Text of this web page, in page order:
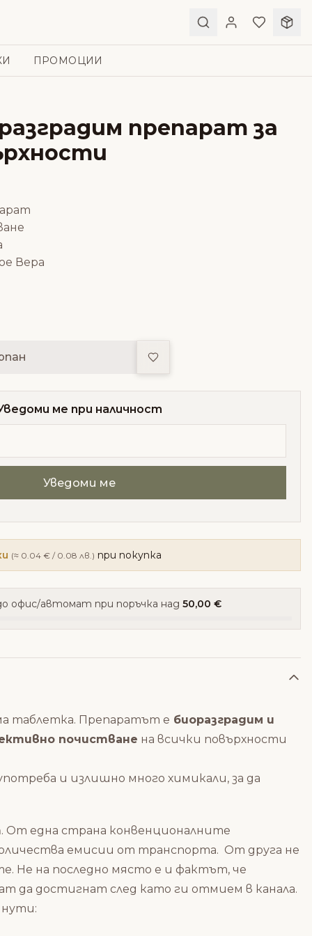
ПРОМОЦИИ
препарат за
Вера
Добави в любими
ме при наличност
(≈ 0.04 € / 0.08 лв.) при покупка
офис/автомат при поръчка над 50,00 €
таблетка. Препаратът е биоразградим и
почистване на всички повърхности
и излишно много химикали, за да
. От една страна конвенционалните
емисии от транспорта. От друга не
Не на последно място е и фактът, че
да достигнат след като ги отмием в канала.